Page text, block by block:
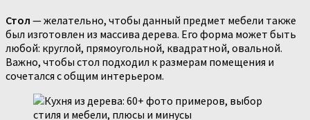
Стол — желательно, чтобы данный предмет мебели также
был изготовлен из массива дерева. Его форма может быть
любой: круглой, прямоугольной, квадратной, овальной.
Важно, чтобы стол подходил к размерам помещения и
сочетался с общим интерьером.